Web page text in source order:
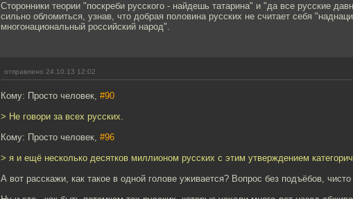
Сторонники теории "поскреби русского - найдешь татарина" и "да все русские
сильно обломиться, узнав, что добрая половина русских не считает себя
многонациональный российский народ".
отправлено 24.10.13 12:02
Кому: Просто человек, #90
> Не говори за всех русских.
Кому: Просто человек, #96
> я и ещё несколько десятков миллионом русских с этим утверждением
А вот расскажи, как такое в одной голове уживается? Вопрос без подъёбов,